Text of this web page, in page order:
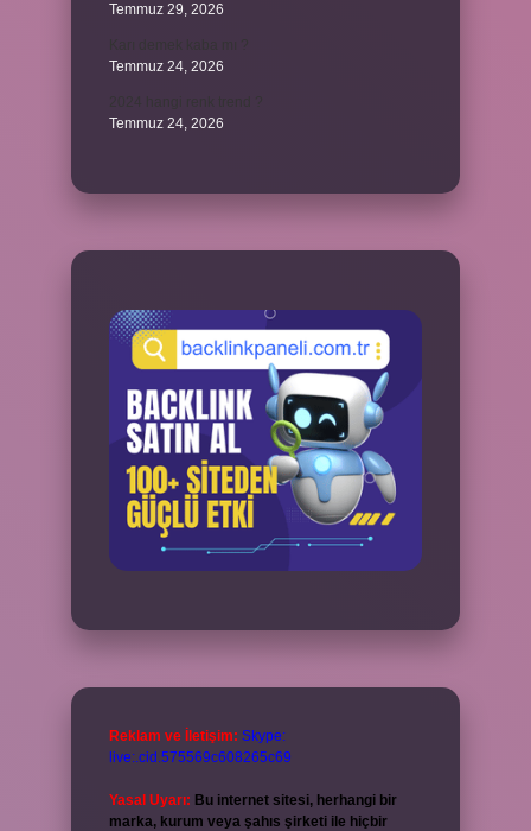
Temmuz 29, 2026
Temmuz 24, 2026
Temmuz 24, 2026
Reklam ve İletişim: Skype:
live:.cid.575569c608265c69
Yasal Uyarı: Bu internet sitesi, herhangi bir
marka, kurum veya şahıs şirketi ile hiçbir